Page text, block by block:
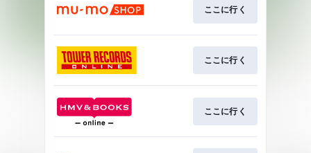
ここに行く
ここに行く
ここに行く